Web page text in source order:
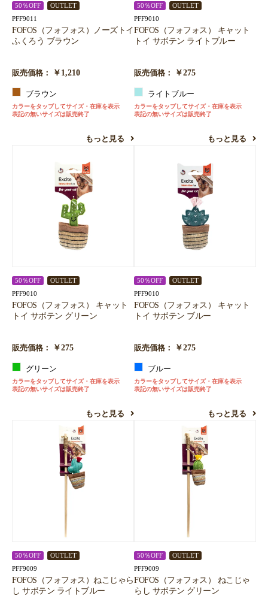
50％OFF OUTLET
PFF9011
FOFOS（フォフォス）ノーズトイ
ふくろう ブラウン
販売価格： ￥1,210
ブラウン
カラーをタップしてサイズ・在庫を表示
表記の無いサイズは販売終了
もっと見る
50％OFF OUTLET
PFF9010
FOFOS（フォフォス） キャット
トイ サボテン ライトブルー
販売価格： ￥275
ライトブルー
カラーをタップしてサイズ・在庫を表示
表記の無いサイズは販売終了
もっと見る
50％OFF OUTLET
PFF9010
FOFOS（フォフォス） キャット
トイ サボテン グリーン
販売価格： ￥275
グリーン
カラーをタップしてサイズ・在庫を表示
表記の無いサイズは販売終了
もっと見る
50％OFF OUTLET
PFF9010
FOFOS（フォフォス） キャット
トイ サボテン ブルー
販売価格： ￥275
ブルー
カラーをタップしてサイズ・在庫を表示
表記の無いサイズは販売終了
もっと見る
50％OFF OUTLET
PFF9009
FOFOS（フォフォス）ねこじゃら
し サボテン ライトブルー
50％OFF OUTLET
PFF9009
FOFOS（フォフォス） ねこじゃ
らし サボテン グリーン
お買い物を続ける カートへ進む